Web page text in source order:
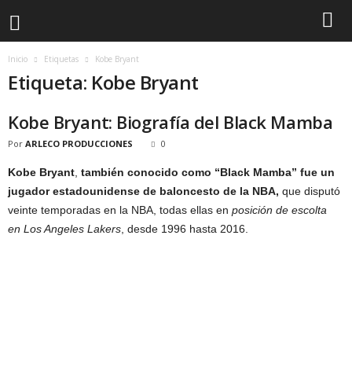
Inicio Etiquetas Kobe Bryant
Etiqueta: Kobe Bryant
Kobe Bryant: Biografía del Black Mamba
Por ARLECO PRODUCCIONES 0
Kobe Bryant también conocido como “Black Mamba” fue un
jugador estadounidense de baloncesto de la NBA, que disputó
veinte temporadas en la NBA, todas ellas en posición de escolta
en Los Angeles Lakers , desde 1996 hasta 2016.